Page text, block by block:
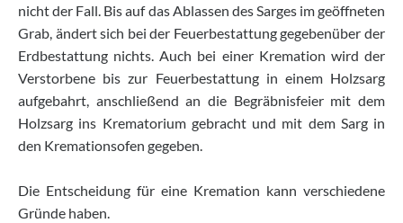
nicht der Fall. Bis auf das Ablassen des Sarges im geöffneten
Grab, ändert sich bei der Feuerbestattung gegebenüber der
Erdbestattung nichts. Auch bei einer Kremation wird der
Verstorbene bis zur Feuerbestattung in einem Holzsarg
aufgebahrt, anschließend an die Begräbnisfeier mit dem
Holzsarg ins Krematorium gebracht und mit dem Sarg in
den Kremationsofen gegeben.
Die Entscheidung für eine Kremation kann verschiedene
Gründe haben.